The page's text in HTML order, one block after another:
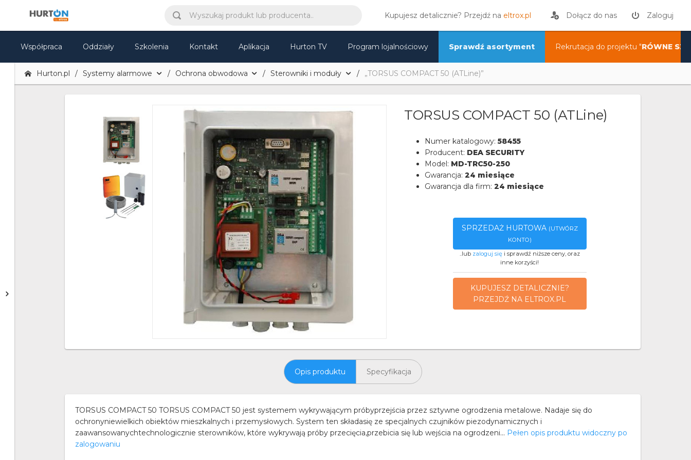
Kupujesz detalicznie? Przejdź na eltrox.pl Dołącz do nas Zaloguj
Współpraca Oddziały Szkolenia Kontakt Aplikacja Hurton TV Program lojalnościowy Sprawdź asortyment Rekrutacja do projektu "RÓWNE
Hurton.pl Systemy alarmowe Ochrona obwodowa Sterowniki i moduły „TORSUS COMPACT 50 (ATLine)”
TORSUS COMPACT 50 (ATLine)
Numer katalogowy: 58455
Producent: DEA SECURITY
Model: MD-TRC50-250
Gwarancja: 24 miesiące
Gwarancja dla firm: 24 miesiące
SPRZEDAŻ HURTOWA (UTWÓRZ
KONTO)
..lub zaloguj sięi sprawdź niższe ceny, oraz
inne korzyści!
KUPUJESZ DETALICZNIE?
PRZEJDŹ NA ELTROX.PL
Opis produktu Specyfikacja
TORSUS COMPACT 50 TORSUS COMPACT 50 jest systemem wykrywającym próbyprzejścia przez sztywne ogrodzenia metalowe. Nadaje się do
ochronyniewielkich obiektów mieszkalnych i przemysłowych. System ten składasię ze specjalnych czujników piezodynamicznych i
zaawansowanychtechnologicznie sterowników, które wykrywają próby przecięcia,przebicia się lub wejścia na ogrodzeni... Pełen opis produktu widoczny po
zalogowaniu